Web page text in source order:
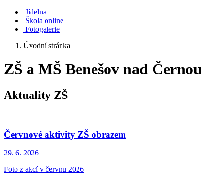
Jídelna
Škola online
Fotogalerie
Úvodní stránka
ZŠ a MŠ Benešov nad Černou
Aktuality ZŠ
Červnové aktivity ZŠ obrazem
29. 6. 2026
Foto z akcí v červnu 2026